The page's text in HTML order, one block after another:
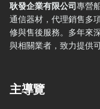
耿發企業有限公司專營
通信器材，代理銷售多
修與售後服務。多年來
與相關業者，致力提供
主導覽